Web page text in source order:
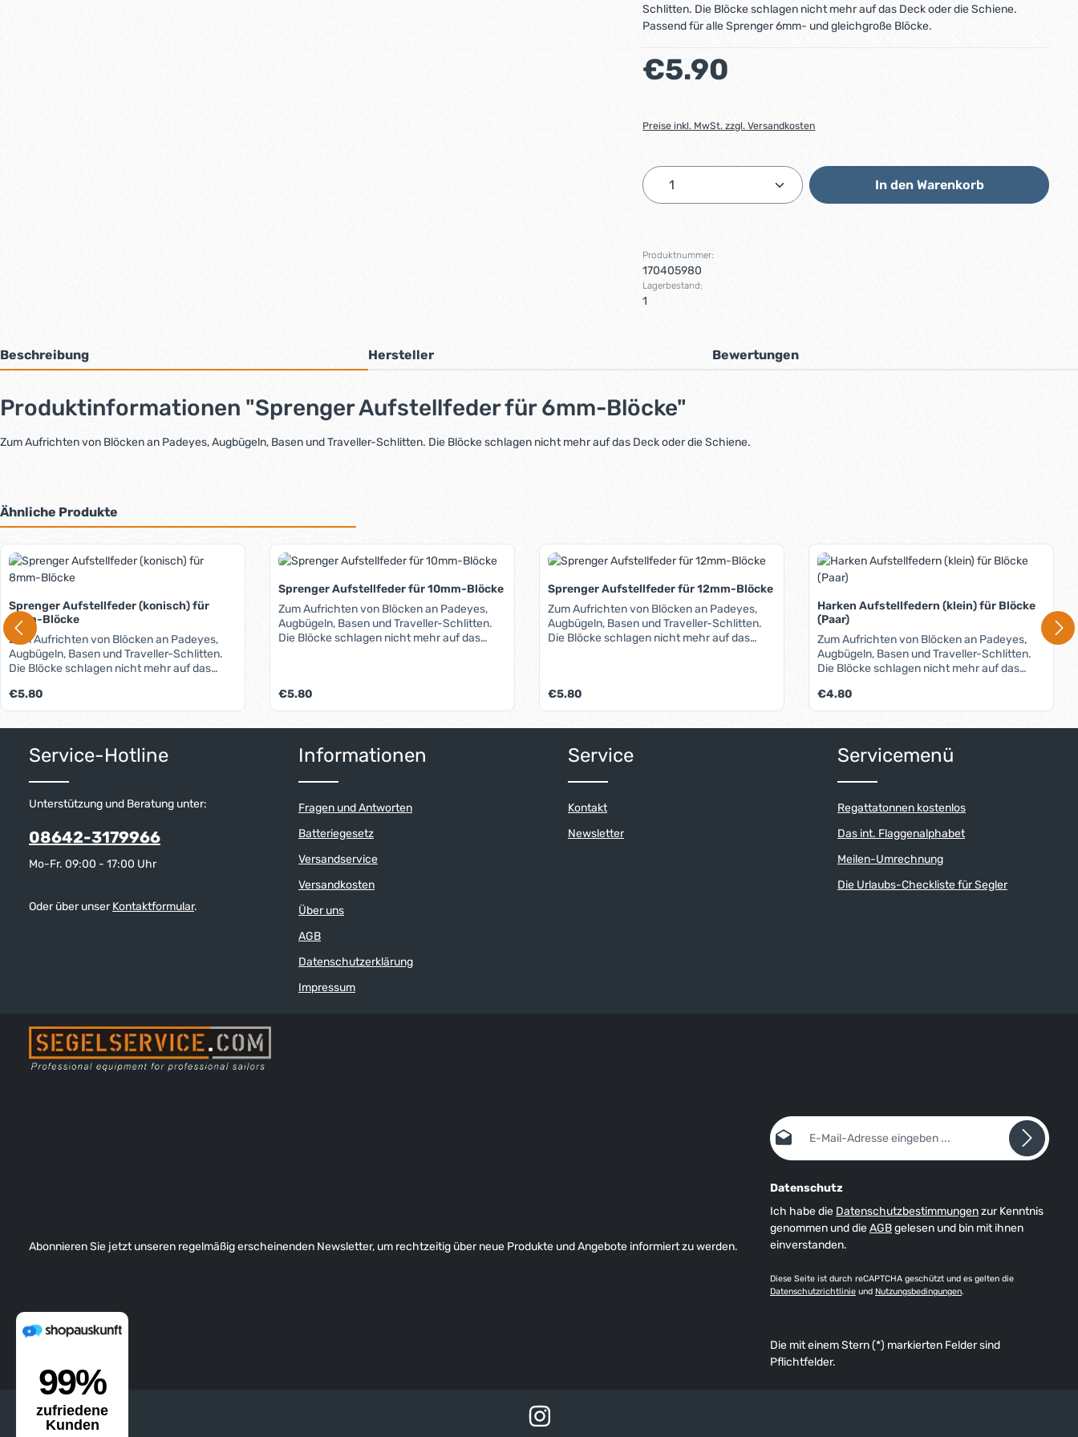
Schlitten. Die Blöcke schlagen nicht mehr auf das Deck oder die Schiene.
Passend für alle Sprenger 6mm- und gleichgroße Blöcke.
Regulärer Preis:
€5.90
Preise inkl. MwSt. zzgl. Versandkosten
Produkt Anzahl: Gib den gewünschten Wert ein
In den Warenkorb
Produktnummer:
170405980
Lagerbestand:
1
Beschreibung Hersteller Bewertungen
Produktinformationen "Sprenger Aufstellfeder für 6mm-Blöcke"
Zum Aufrichten von Blöcken an Padeyes, Augbügeln, Basen und Traveller-Schlitten. Die Blöcke schlagen nicht mehr auf das Deck oder die Schiene.
Ähnliche Produkte
Produktgalerie überspringen
Sprenger Aufstellfeder (konisch) für
8mm-Blöcke
Zum Aufrichten von Blöcken an Padeyes,
Augbügeln, Basen und Traveller-Schlitten.
Die Blöcke schlagen nicht mehr auf das
Regulärer Preis:
€5.80
Sprenger Aufstellfeder für 10mm-Blöcke
Zum Aufrichten von Blöcken an Padeyes,
Augbügeln, Basen und Traveller-Schlitten.
Die Blöcke schlagen nicht mehr auf das
Regulärer Preis:
€5.80
Sprenger Aufstellfeder für 12mm-Blöcke
Zum Aufrichten von Blöcken an Padeyes,
Augbügeln, Basen und Traveller-Schlitten.
Die Blöcke schlagen nicht mehr auf das
Regulärer Preis:
€5.80
Harken Aufstellfedern (klein) für Blöcke
(Paar)
Zum Aufrichten von Blöcken an Padeyes,
Augbügeln, Basen und Traveller-Schlitten.
Die Blöcke schlagen nicht mehr auf das
Regulärer Preis:
€4.80
Service-Hotline
Unterstützung und Beratung unter:
08642-3179966
Mo-Fr. 09:00 - 17:00 Uhr
Oder über unserKontaktformular.
Informationen
Fragen und Antworten
Batteriegesetz
Versandservice
Versandkosten
Über uns
AGB
Datenschutzerklärung
Impressum
Service
Kontakt
Newsletter
Servicemenü
Regattatonnen kostenlos
Das int. Flaggenalphabet
Meilen-Umrechnung
Die Urlaubs-Checkliste für Segler
Abonnieren Sie jetzt unseren regelmäßig erscheinenden Newsletter, um rechtzeitig über neue Produkte und Angebote informiert zu werden.
E-Mail-Adresse*
Datenschutz
Ich habe die Datenschutzbestimmungenzur Kenntnis
genommen und dieAGBgelesen und bin mit ihnen
einverstanden.
Diese Seite ist durch reCAPTCHA geschützt und es gelten die
Datenschutzrichtlinie und Nutzungsbedingungen.
Die mit einem Stern (*) markierten Felder sind
Pflichtfelder.